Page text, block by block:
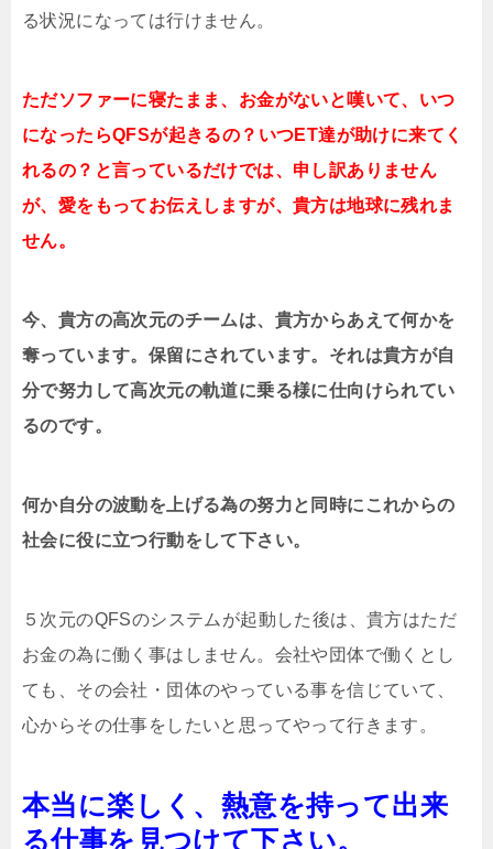
る状況になっては行けません。
ただソファーに寝たまま、お金がないと嘆いて、いつ
になったらQFSが起きるの？いつET達が助けに来てく
れるの？と言っているだけでは、申し訳ありません
が、愛をもってお伝えしますが、貴方は地球に残れま
せん。
今、貴方の高次元のチームは、貴方からあえて何かを
奪っています。保留にされています。それは貴方が自
分で努力して高次元の軌道に乗る様に仕向けられてい
るのです。
何か自分の波動を上げる為の努力と同時にこれからの
社会に役に立つ行動をして下さい。
５次元のQFSのシステムが起動した後は、貴方はただ
お金の為に働く事はしません。会社や団体で働くとし
ても、その会社・団体のやっている事を信じていて、
心からその仕事をしたいと思ってやって行きます。
本当に楽しく、熱意を持って出来
る仕事を見つけて下さい。